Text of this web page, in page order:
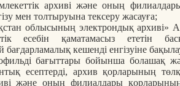
архиві және оның
мен толтыруына тексеру жасауға;
облысының электрондық архиві»
есебін қаматамасыз ететін
бағдарламалық кешенді енгізуіне
бағыттары бойынша болашақ
есептерді, архив қорларының
және оның филиалдары